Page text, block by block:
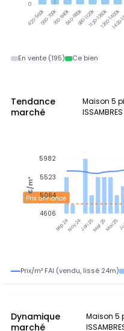
420-560k560-700k700-840k840-980k980-1120k1120-1260k1260-1400k
0
En vente (195) Ce bien
Tendance
marché
Maison 5
ISSAMBRES
Sep 24Nov 24Jan 25Mar 25Mai 25
Prix annonce
5982
5523
5064
4606
€/m²
Prix/m² FAI (vendu, lissé 24m)
Dynamique
marché
Maison 5